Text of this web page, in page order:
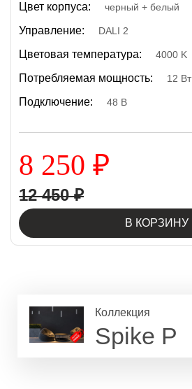
Цвет корпуса: черный + белый
Управление: DALI 2
Цветовая температура: 4000 K
Потребляемая мощность: 12 Вт
Подключение: 48 В
8 250 ₽
12 450₽
В КОРЗИНУ
Коллекция
Spike P